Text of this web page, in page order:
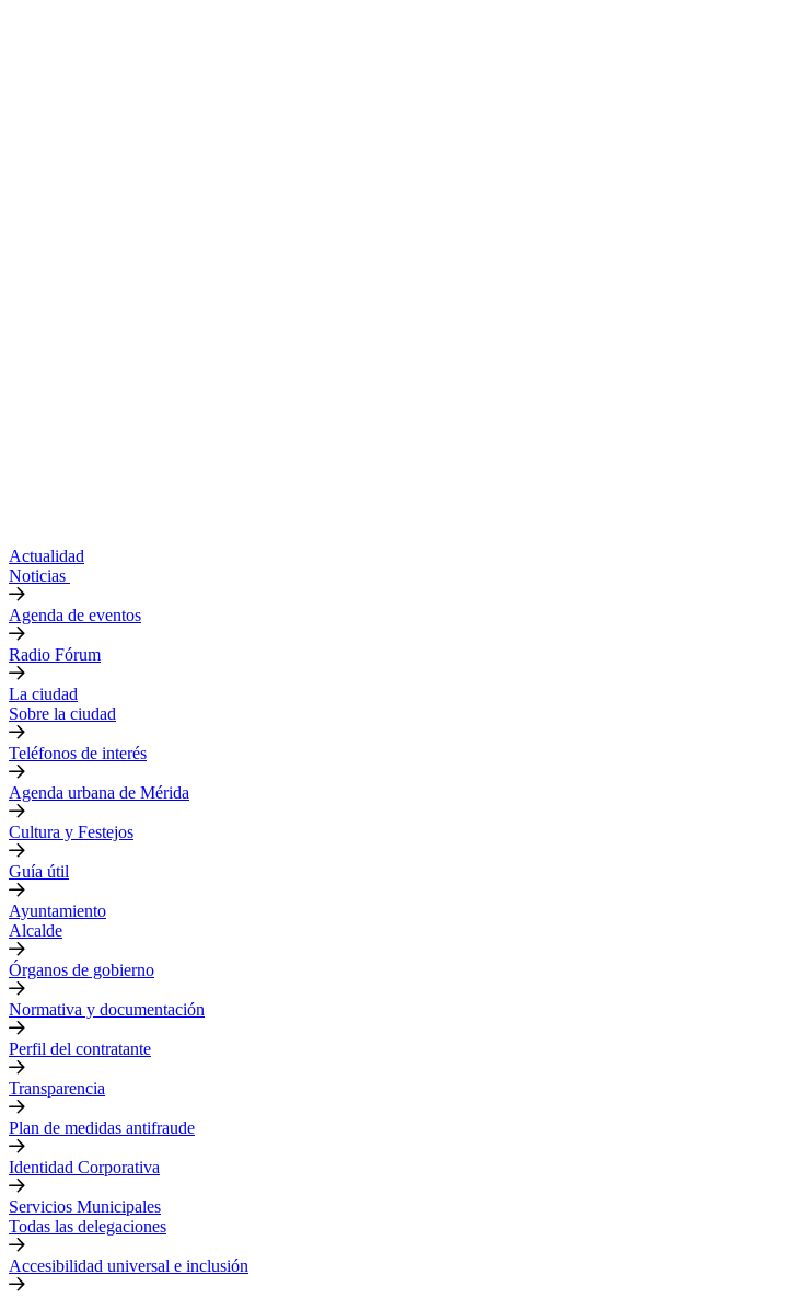
Actualidad
Noticias
Agenda de eventos
Radio Fórum
La ciudad
Sobre la ciudad
Teléfonos de interés
Agenda urbana de Mérida
Cultura y Festejos
Guía útil
Ayuntamiento
Alcalde
Órganos de gobierno
Normativa y documentación
Perfil del contratante
Transparencia
Plan de medidas antifraude
Identidad Corporativa
Servicios Municipales
Todas las delegaciones
Accesibilidad universal e inclusión